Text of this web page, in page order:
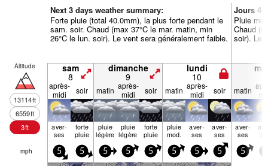
Next 3 days weather summary:
Forte pluie (total 40.0mm), la plus forte pendant le
sam. soir. Chaud (max 37°C le mar. matin, min
26°C le lun. soir). Le vent sera généralement faible.
Jours 4-
Pluie
Chaud
soir). Le
Altitude
13114ft
6559ft
3ft
sam
8
dimanche
9
lundi
10
après-
midi
soir matin après-
midi
soir matin après-
midi
soir matin
aver­
ses
forte
pluie
pluie
légère
pluie
légère
forte
pluie
pluie
mod.
aver­
ses
aver­
ses
aver­
ses
mph 5 5 5 5 5 5 5 5 5